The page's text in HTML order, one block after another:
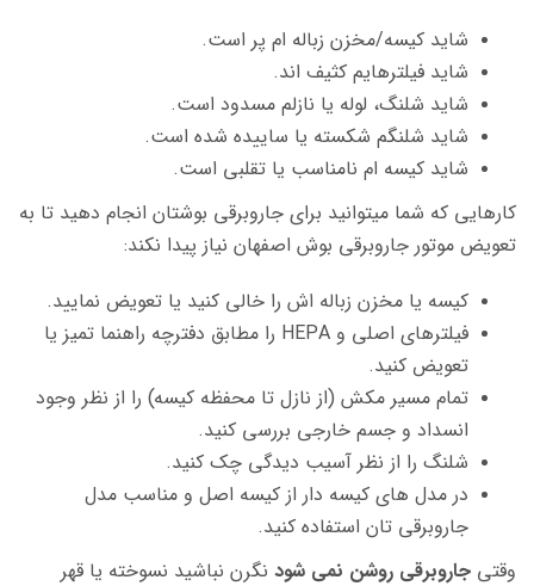
شاید کیسه/مخزن زباله ام پر است.
شاید فیلترهایم کثیف اند.
شاید شلنگ، لوله یا نازلم مسدود است.
شاید شلنگم شکسته یا ساییده شده است.
شاید کیسه ام نامناسب یا تقلبی است.
کارهایی که شما میتوانید برای جاروبرقی بوشتان انجام دهید تا به
تعویض موتور جاروبرقی بوش اصفهان نیاز پیدا نکند:
کیسه یا مخزن زباله اش را خالی کنید یا تعویض نمایید.
فیلترهای اصلی و HEPA را مطابق دفترچه راهنما تمیز یا
تعویض کنید.
تمام مسیر مکش (از نازل تا محفظه کیسه) را از نظر وجود
انسداد و جسم خارجی بررسی کنید.
شلنگ را از نظر آسیب دیدگی چک کنید.
در مدل های کیسه دار از کیسه اصل و مناسب مدل
جاروبرقی تان استفاده کنید.
وقتی جاروبرقی روشن نمی شود نگرن نباشید نسوخته یا قهر